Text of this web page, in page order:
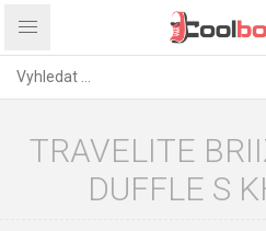
TRAVELITE
DUFFLE S